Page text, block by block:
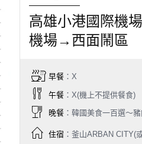
高雄小港國際機
機場→西面鬧區
早餐：X
午餐：X(機上不提供餐食)
晚餐：韓國美食一百選～
住宿：釜山ARBAN CITY(